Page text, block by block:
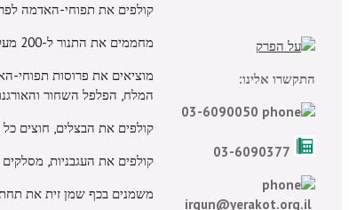
קולפים את תפוחי-האדמה לפרוסות בעובי 5 מ"מ
מחממים את התנור ל-200 מעלות (חום בינוני-גבוה).
מוציאים את פרוסות תפוחי-
המלח, הפלפל השחור
קולפים את הבצלים, חוצים
קולפים את העגבניות, מסלקים
משמנים בכף שמן זית את
התקשרו אלינו: